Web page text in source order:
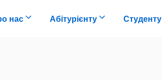
нас Абітурієнту Студенту